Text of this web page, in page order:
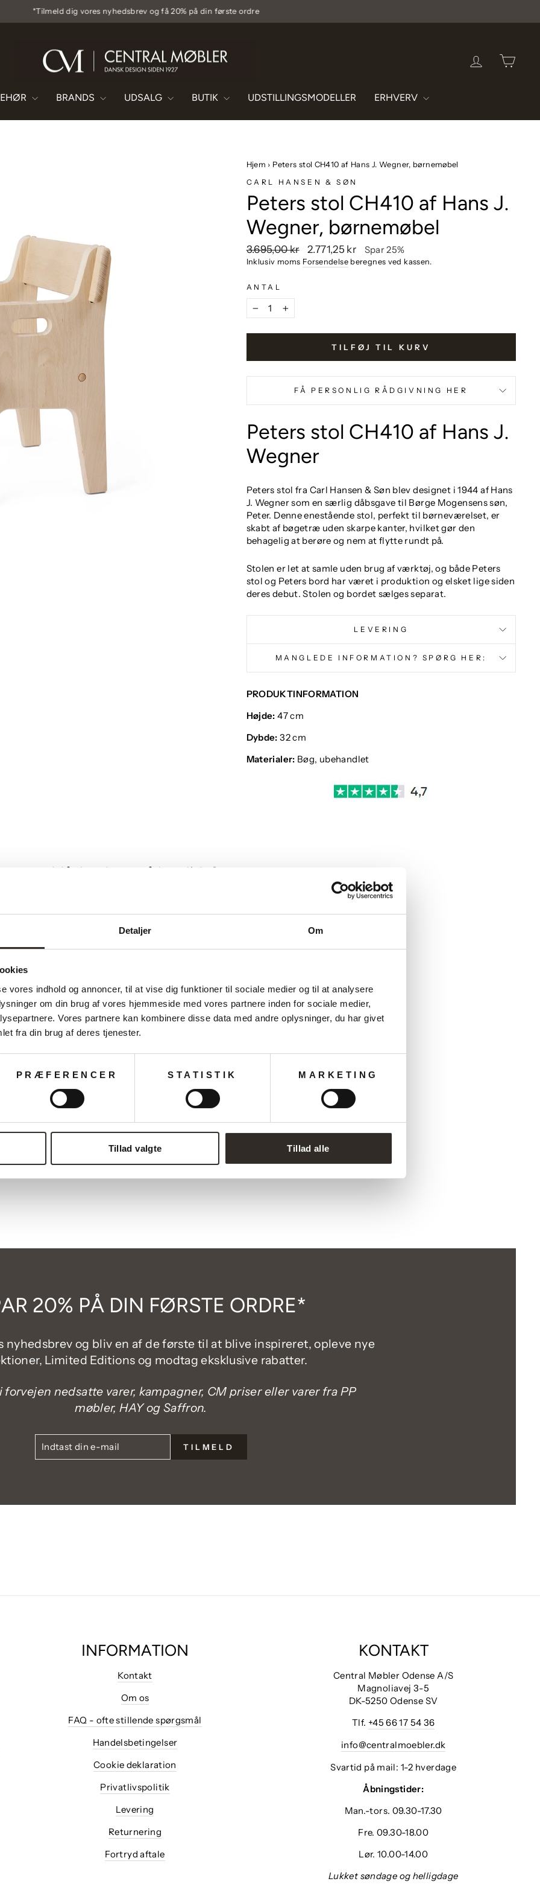
Detaljer Om
vores indhold og annoncer, til at vise dig funktioner til sociale medier og til at analysere
om din brug af vores hjemmeside med vores partnere inden for sociale medier,
Vores partnere kan kombinere disse data med andre oplysninger, du har givet
fra din brug af deres tjenester.
PRÆFERENCER STATISTIK MARKETING
Tillad valgte Tillad alle
Pause
*Tilmeld dig vores nyhedsbrev og få 20% på din første ordre
LOG IND
BRANDS UDSALG BUTIK UDSTILLINGSMODELLER ERHVERV
Hjem › Peters stol CH410 af Hans J. Wegner, børnemøbel
CARL HANSEN & SØN
Peters stol CH410 af Hans J.
Wegner, børnemøbel
Vejlendende
pris
3.695,00 kr Udsalgspris
2.771,25 kr Spar 25%
Inklusiv moms Forsendelseberegnes ved kassen.
ANTAL
− +
TILFØJ TIL KURV
FÅ PERSONLIG RÅDGIVNING HER
Peters stol CH410 af Hans J.
Wegner
Peters stol fra Carl Hansen & Søn blev designet i 1944 af Hans
J. Wegner som en særlig dåbsgave til Børge Mogensens søn,
Peter. Denne enestående stol, perfekt til børneværelset, er
skabt af bøgetræ uden skarpe kanter, hvilket gør den
behagelig at berøre og nem at flytte rundt på.
Stolen er let at samle uden brug af værktøj, og både Peters
stol og Peters bord har været i produktion og elsket lige siden
deres debut. Stolen og bordet sælges separat.
LEVERING
MANGLEDE INFORMATION? SPØRG HER:
PRODUKTINFORMATION
Højde: 47 cm
Dybde: 32 cm
Materialer: Bøg, ubehandlet
Måske du også kan lide?
20% PÅ DIN FØRSTE ORDRE*
nyhedsbrev og bliv en af de første til at blive inspireret, opleve nye
Limited Editions og modtag eksklusive rabatter.
nedsatte varer, kampagner, CM priser eller varer fra PP
møbler, HAY og Saffron.
E-
TILMELD
INFORMATION
Kontakt
Om os
FAQ - ofte stillende spørgsmål
Handelsbetingelser
Cookie deklaration
Privatlivspolitik
Levering
Returnering
Fortryd aftale
KONTAKT
Central Møbler Odense A/S
Magnoliavej 3-5
DK-5250 Odense SV
Tlf. +45 66 17 54 36
info@centralmoebler.dk
Svartid på mail: 1-2 hverdage
Åbningstider:
Man.-tors. 09.30-17.30
Fre. 09.30-18.00
Lør. 10.00-14.00
Lukket søndage og helligdage